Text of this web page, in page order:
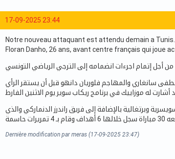
17-09-2025 23:44
Notre nouveau attaquant est attendu demain a Tunis.
Floran Danho, 26 ans, avant centre français qui joue
سانغاري والمهاجم فلوريان دانهو قبل أن يستقر الرأي
عدة فرق فرنسية وسويسرية وبرتغالية بالإضافة إلى فريق راندرز الدنماركي والذي
Dernière modification par meras (17-09-2025 23:47)